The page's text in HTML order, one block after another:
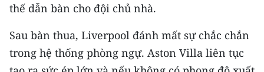
MUA BÁO
ĐỌC BÁO IN
thế dẫn bàn cho đội chủ nhà.
Sau bàn thua, Liverpool đánh mất sự chắc chắn
trong hệ thống phòng ngự. Aston Villa liên tục